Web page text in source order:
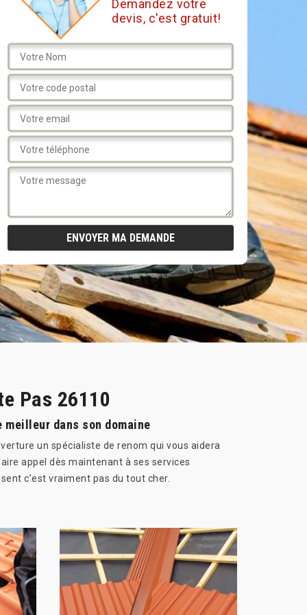
Demandez votre
devis, c'est gratuit!
Pas 26110
dans son domaine
un spécialiste de renom qui vous aidera
appel dès maintenant à ses services
c’est vraiment pas du tout cher.